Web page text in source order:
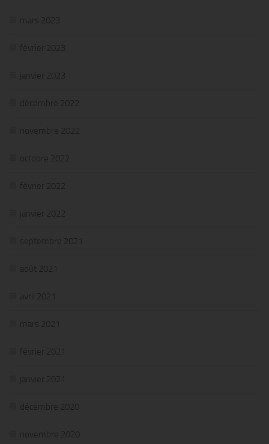
mars 2023
février 2023
janvier 2023
décembre 2022
novembre 2022
octobre 2022
février 2022
janvier 2022
septembre 2021
août 2021
avril 2021
mars 2021
février 2021
janvier 2021
décembre 2020
novembre 2020